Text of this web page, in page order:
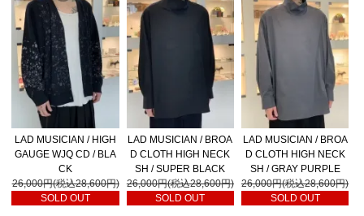
LAD MUSICIAN / HIGH
GAUGE WJQ CD / BLA
CK
26,000円(税込28,600円)
SOLD OUT
LAD MUSICIAN / BROA
D CLOTH HIGH NECK
SH / SUPER BLACK
26,000円(税込28,600円)
SOLD OUT
LAD MUSICIAN / BROA
D CLOTH HIGH NECK
SH / GRAY PURPLE
26,000円(税込28,600円)
SOLD OUT